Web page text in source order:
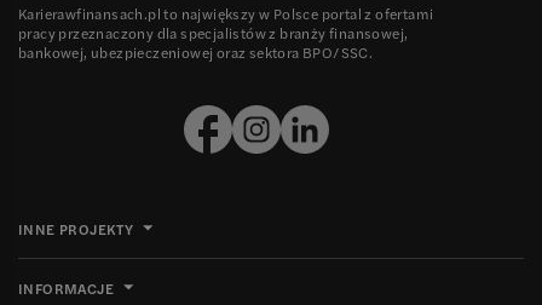
Karierawfinansach.pl to największy w Polsce portal z ofertami
pracy przeznaczony dla specjalistów z branży finansowej,
bankowej, ubezpieczeniowej oraz sektora BPO/SSC.
INNE PROJEKTY
INFORMACJE